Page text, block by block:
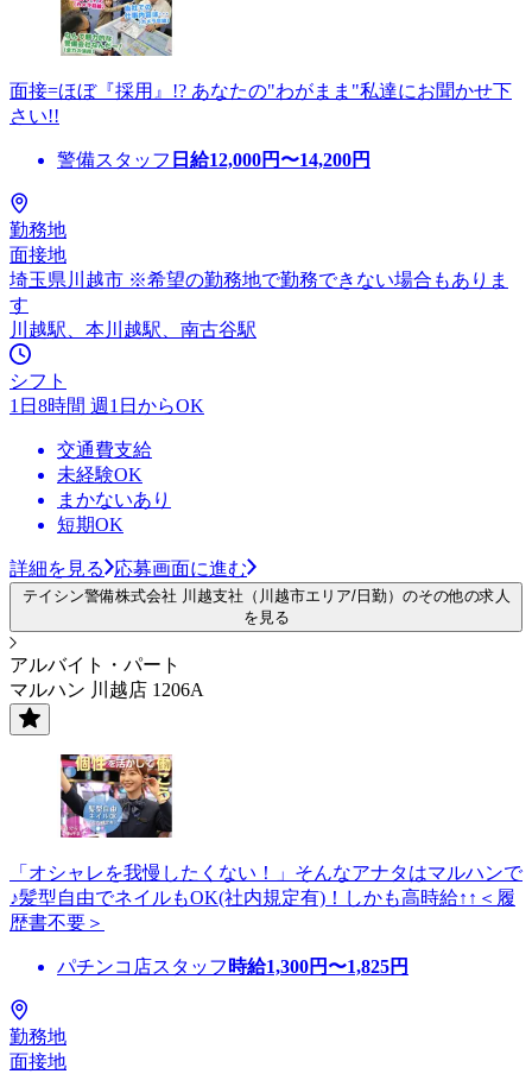
面接=ほぼ『採用』!? あなたの"わがまま"私達にお聞かせ下
さい!!
警備スタッフ 日給12,000円〜14,200円
勤務地
面接地
埼玉県川越市 ※希望の勤務地で勤務できない場合もありま
す
川越駅、本川越駅、南古谷駅
シフト
1日8時間 週1日からOK
交通費支給
未経験OK
まかないあり
短期OK
詳細を見る 応募画面に進む
テイシン警備株式会社 川越支社（川越市エリア/日勤）のその他の求人
を見る
アルバイト・パート
マルハン 川越店 1206A
「オシャレを我慢したくない！」そんなアナタはマルハンで
♪髪型自由でネイルもOK(社内規定有)！しかも高時給↑↑＜履
歴書不要＞
パチンコ店スタッフ 時給1,300円〜1,825円
勤務地
面接地